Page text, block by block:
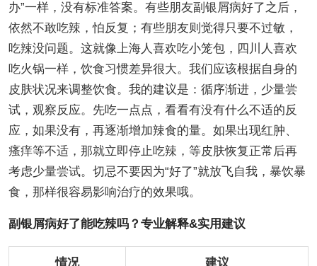
办”一样，没有标准答案。有些朋友副银屑病好了之后，
依然不敢吃辣，怕反复；有些朋友则觉得只要不过敏，
吃辣没问题。这就像上海人喜欢吃小笼包，四川人喜欢
吃火锅一样，饮食习惯差异很大。我们应该根据自身的
皮肤状况来调整饮食。我的建议是：循序渐进，少量尝
试，观察反应。先吃一点点，看看有没有什么不适的反
应，如果没有，再逐渐增加辣食的量。如果出现红肿、
瘙痒等不适，那就立即停止吃辣，等皮肤恢复正常后再
考虑少量尝试。切忌不要因为“好了”就放飞自我，暴饮暴
食，那样很容易影响治疗的效果哦。
副银屑病好了能吃辣吗？专业解释&实用建议
情况 建议